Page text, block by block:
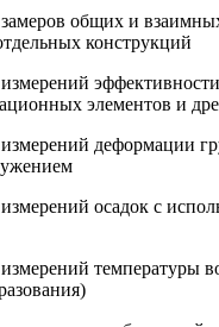
общих и
конструкций
элементов и
деформации
осадок с
температуры